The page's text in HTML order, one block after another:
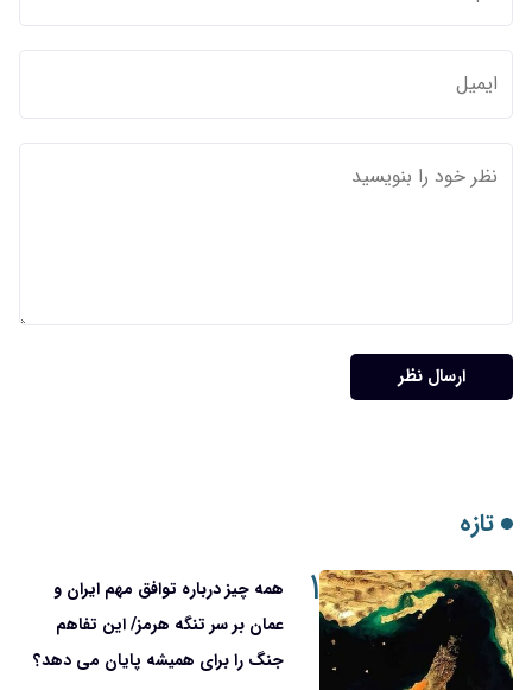
ارسال نظر
تازه
۱
همه چیز درباره توافق مهم ایران و
عمان بر سر تنگه هرمز/ این تفاهم
جنگ را برای همیشه پایان می دهد؟